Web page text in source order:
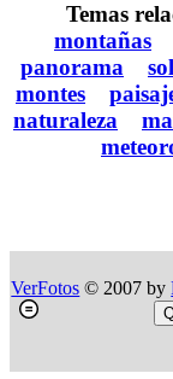
Temas
montañas
panorama
montes
naturaleza
VerFotos © 2007 by